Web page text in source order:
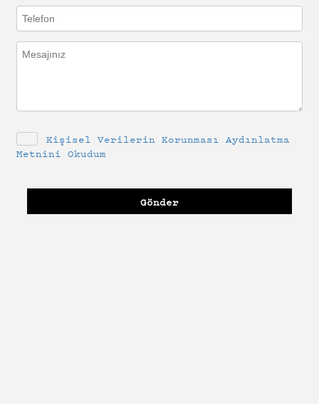
Kişisel Verilerin Korunması Aydınlatma
Metnini Okudum